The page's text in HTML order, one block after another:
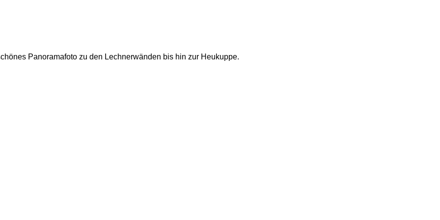
Panoramafoto zu den Lechnerwänden bis hin zur Heukuppe.